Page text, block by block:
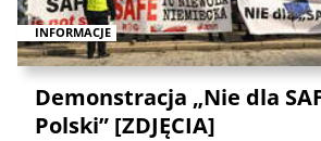
INFORMACJE
Demonstracja „Nie dla
Polski” [ZDJĘCIA]